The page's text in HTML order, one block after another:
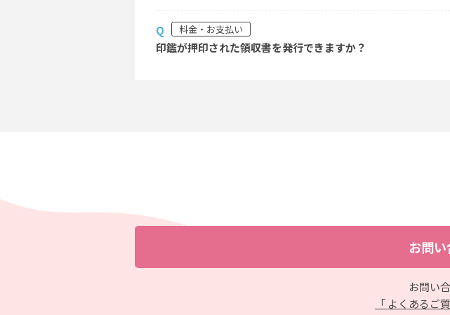
Q 料金・お支払い
印鑑が押印された領収書を発行できますか？
お問
お問い
「 よくあるご質